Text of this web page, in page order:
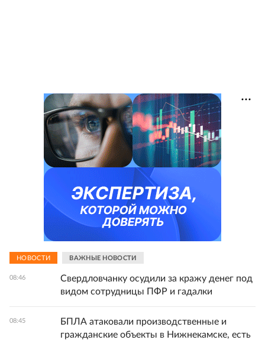
НОВОСТИ ВАЖНЫЕ НОВОСТИ
08:46
Свердловчанку осудили за кражу денег под
видом сотрудницы ПФР и гадалки
08:45
БПЛА атаковали производственные и
гражданские объекты в Нижнекамске, есть